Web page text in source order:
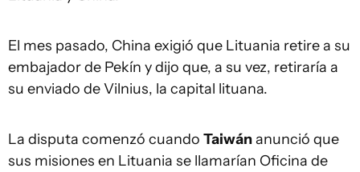
El mes pasado, China exigió que Lituania retire a su
embajador de Pekín y dijo que, a su vez, retiraría a
su enviado de Vilnius, la capital lituana.
La disputa comenzó cuando Taiwánanunció que
sus misiones en Lituania se llamarían Oficina de